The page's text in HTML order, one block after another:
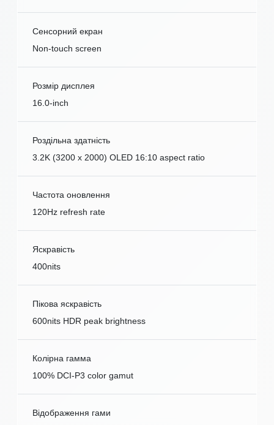
Сенсорний екран
Non-touch screen
Розмір дисплея
16.0-inch
Роздільна здатність
3.2K (3200 x 2000) OLED 16:10 aspect ratio
Частота оновлення
120Hz refresh rate
Яскравість
400nits
Пікова яскравість
600nits HDR peak brightness
Колірна гамма
100% DCI-P3 color gamut
Відображення гами